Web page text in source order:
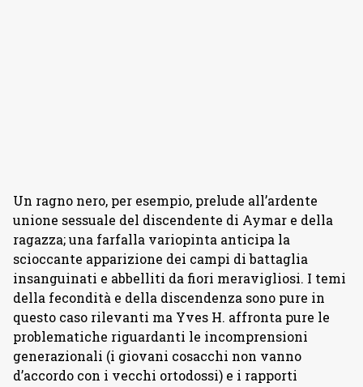
Un ragno nero, per esempio, prelude all’ardente
unione sessuale del discendente di Aymar e della
ragazza; una farfalla variopinta anticipa la
scioccante apparizione dei campi di battaglia
insanguinati e abbelliti da fiori meravigliosi. I temi
della fecondità e della discendenza sono pure in
questo caso rilevanti ma Yves H. affronta pure le
problematiche riguardanti le incomprensioni
generazionali (i giovani cosacchi non vanno
d’accordo con i vecchi ortodossi) e i rapporti